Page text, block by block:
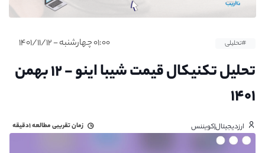
#تحلیلی ۰۱:۰۰ چهارشنبه - ۱۴۰۱/۱۱/۱۲
تحلیل تکنیکال قیمت شیبا اینو - ۱۲ بهمن
۱۴۰۱
ارزدیجیتال|کویننس زمان تقریبی مطالعه۱دقیقه